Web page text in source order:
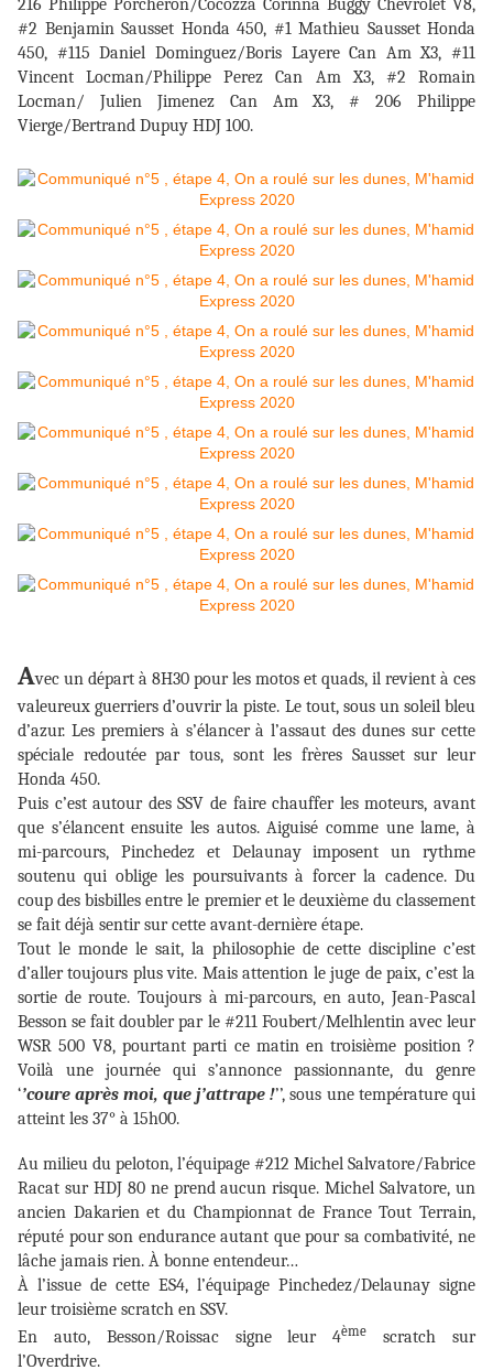
#2 Benjamin Sausset Honda 450, #1 Mathieu Sausset Honda
450, #115 Daniel Dominguez/Boris Layere Can Am X3, #11
Vincent Locman/Philippe Perez Can Am X3, #2 Romain
Locman/ Julien Jimenez Can Am X3, # 206 Philippe
Vierge/Bertrand Dupuy HDJ 100.
Avec un départ à 8H30 pour les motos et quads, il revient à ces
valeureux guerriers d’ouvrir la piste. Le tout, sous un soleil bleu
d’azur. Les premiers à s’élancer à l’assaut des dunes sur cette
spéciale redoutée par tous, sont les frères Sausset sur leur
Honda 450.
Puis c’est autour des SSV de faire chauffer les moteurs, avant
que s’élancent ensuite les autos. Aiguisé comme une lame, à
mi-parcours, Pinchedez et Delaunay imposent un rythme
soutenu qui oblige les poursuivants à forcer la cadence. Du
coup des bisbilles entre le premier et le deuxième du classement
se fait déjà sentir sur cette avant-dernière étape.
Tout le monde le sait, la philosophie de cette discipline c’est
d’aller toujours plus vite. Mais attention le juge de paix, c’est la
sortie de route. Toujours à mi-parcours, en auto, Jean-Pascal
Besson se fait doubler par le #211 Foubert/Melhlentin avec leur
WSR 500 V8, pourtant parti ce matin en troisième position ?
Voilà une journée qui s’annonce passionnante, du genre
‘’coure après moi, que j’attrape !’’, sous une température qui
atteint les 37° à 15h00.
Au milieu du peloton, l’équipage #212 Michel Salvatore/Fabrice
Racat sur HDJ 80 ne prend aucun risque. Michel Salvatore, un
ancien Dakarien et du Championnat de France Tout Terrain,
réputé pour son endurance autant que pour sa combativité, ne
lâche jamais rien. À bonne entendeur…
À l’issue de cette ES4, l’équipage Pinchedez/Delaunay signe
leur troisième scratch en SSV.
En auto, Besson/Roissac signe leur 4ème
scratch sur
l’Overdrive.